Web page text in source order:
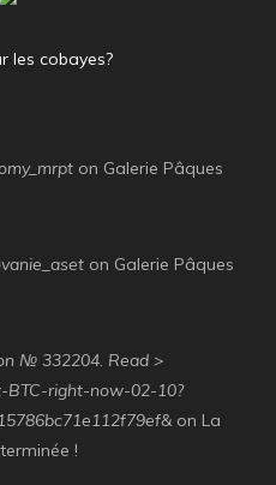
les cobayes?
on Galerie Pâques
on Galerie Pâques
№ 332204. Read >
BTC-right-now-02-10?
on La
!